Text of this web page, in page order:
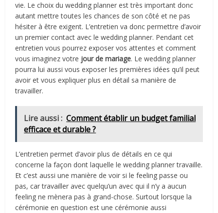
vie. Le choix du wedding planner est très important donc
autant mettre toutes les chances de son côté et ne pas
hésiter à être exigent. L’entretien va donc permettre d’avoir
un premier contact avec le wedding planner. Pendant cet
entretien vous pourrez exposer vos attentes et comment
vous imaginez votre jour de mariage. Le wedding planner
pourra lui aussi vous exposer les premières idées qu’il peut
avoir et vous expliquer plus en détail sa manière de
travailler.
Lire aussi : Comment établir un budget familial
efficace et durable ?
L’entretien permet d’avoir plus de détails en ce qui
concerne la façon dont laquelle le wedding planner travaille.
Et c’est aussi une manière de voir si le feeling passe ou
pas, car travailler avec quelqu’un avec qui il n’y a aucun
feeling ne mènera pas à grand-chose. Surtout lorsque la
cérémonie en question est une cérémonie aussi